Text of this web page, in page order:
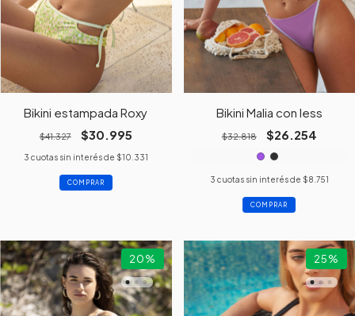
Bikini estampada Roxy
$41.327 $30.995
3 cuotas sin interés de $10.331
COMPRAR
Bikini Malia con less
$32.818 $26.254
3 cuotas sin interés de $8.751
COMPRAR
20% 25%